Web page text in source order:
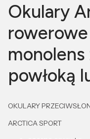
Okulary
monolens
powłoką
OKULARY
ARCTICA SPORT